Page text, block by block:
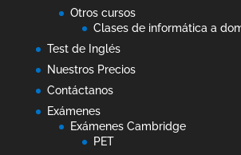
Otros cursos
Clases de informática a
Test de Inglés
Nuestros Precios
Contáctanos
Exámenes
Exámenes Cambridge
PET